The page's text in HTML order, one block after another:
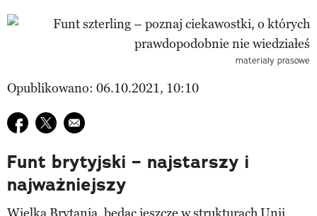
materiały prasowe
Opublikowano: 06.10.2021, 10:10
Udostępnij na facebook
Udostępnij na twitter
E-mail do przyjaciela
Funt brytyjski – najstarszy i
najważniejszy